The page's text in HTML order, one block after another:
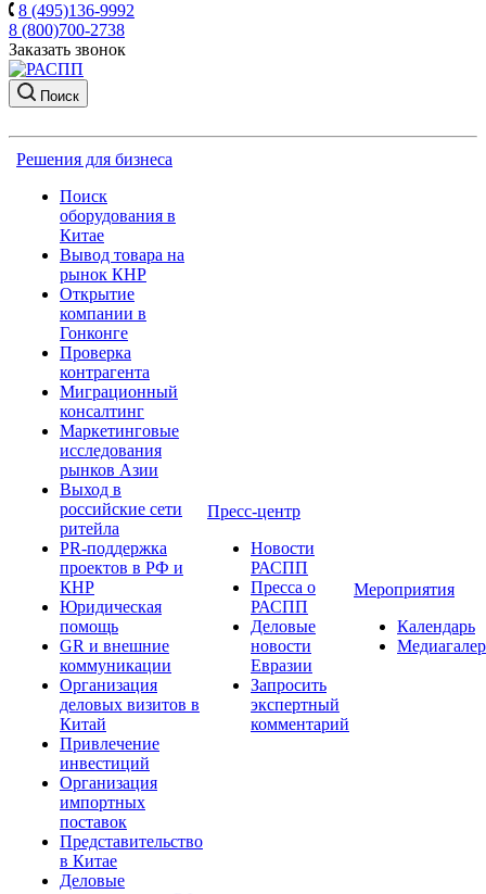
8 (495)136-9992
8 (800)700-2738
Заказать звонок
Поиск
Решения для бизнеса
Поиск
оборудования в
Китае
Вывод товара на
рынок КНР
Открытие
компании в
Гонконге
Проверка
контрагента
Миграционный
консалтинг
Маркетинговые
исследования
рынков Азии
Выход в
российские сети
ритейла
PR-поддержка
проектов в РФ и
КНР
Юридическая
помощь
GR и внешние
коммуникации
Организация
деловых визитов в
Китай
Привлечение
инвестиций
Организация
импортных
поставок
Представительство
в Китае
Деловые
Пресс-центр
Новости
РАСПП
Пресса о
РАСПП
Деловые
новости
Евразии
Запросить
экспертный
комментарий
Мероприятия
Календарь